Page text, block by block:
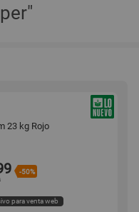
23 kg Rojo
-50%
para venta web